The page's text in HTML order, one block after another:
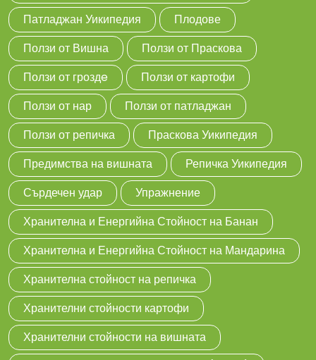
Патладжан Уикипедия
Плодове
Ползи от Вишна
Ползи от Праскова
Ползи от гроздe
Ползи от картофи
Ползи от нар
Ползи от патладжан
Ползи от репичка
Праскова Уикипедия
Предимства на вишната
Репичка Уикипедия
Сърдечен удар
Упражнение
Хранителна и Енергийна Стойност на Банан
Хранителна и Енергийна Стойност на Мандарина
Хранителна стойност на репичка
Хранителни стойности картофи
Хранителни стойности на вишната